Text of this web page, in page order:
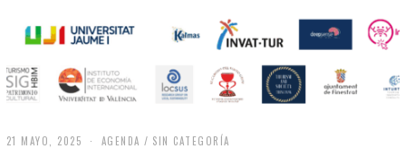
21 MAYO, 2025 AGENDA / SIN CATEGORÍA